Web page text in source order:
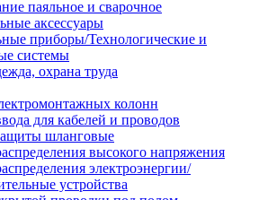
паяльное и сварочное
аксессуары
приборы/Технологические и
системы
охрана труда
колонн
для кабелей и проводов
шланговые
высокого напряжения
электроэнергии/
устройства